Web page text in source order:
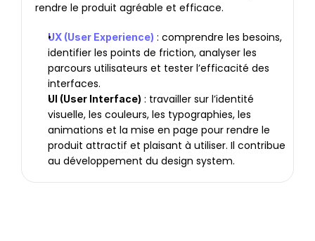
rendre le produit agréable et efficace.
UX (User Experience) : comprendre les besoins,
identifier les points de friction, analyser les
parcours utilisateurs et tester l’efficacité des
interfaces.
UI (User Interface) : travailler sur l’identité
visuelle, les couleurs, les typographies, les
animations et la mise en page pour rendre le
produit attractif et plaisant à utiliser. Il contribue
au développement du design system.